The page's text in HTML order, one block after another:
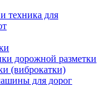
техника для
дорожной разметки
(виброкатки)
для дорог